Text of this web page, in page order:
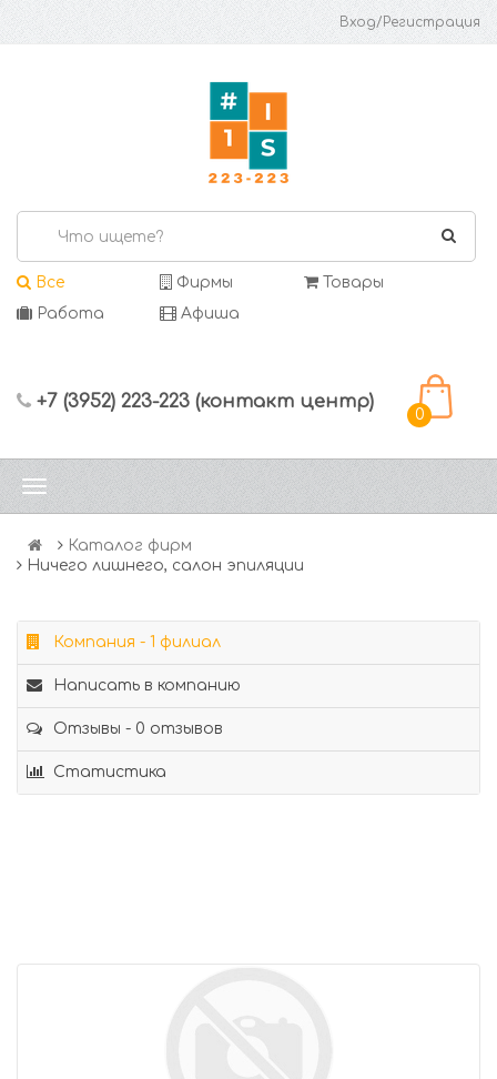
Вход/Регистрация
Все Фирмы
Товары
Работа
Афиша
+7 (3952) 223-223 (контакт центр)
0
Каталог фирм
Ничего лишнего, салон эпиляции
Компания - 1 филиал
Написать в компанию
Отзывы - 0 отзывов
Статистика